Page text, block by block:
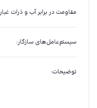
مقاومت در برابر آب و ذرات غبار
سیستم‌عامل‌های سازگار:
توضیحات: